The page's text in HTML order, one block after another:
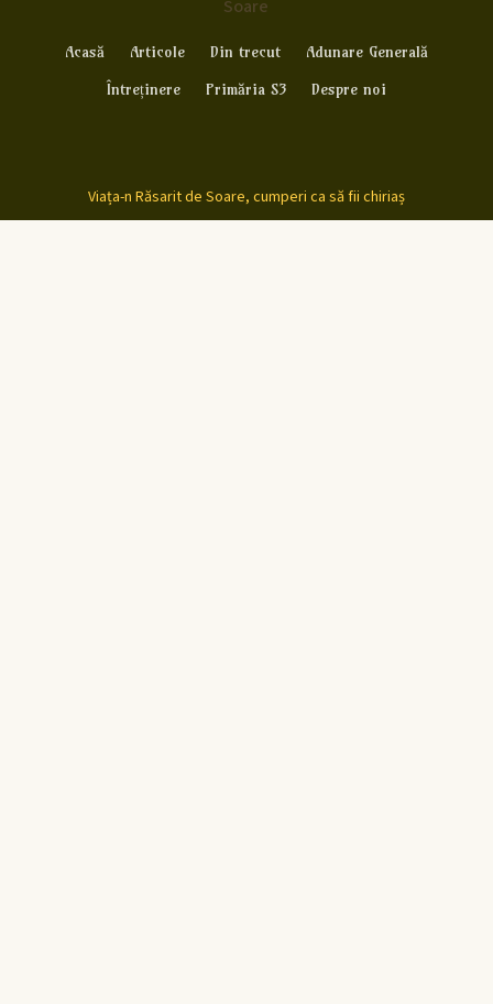
Soare
Acasă Articole Din trecut
Adunare Generală
Întreținere
Primăria S3 Despre noi
Viața-n Răsarit de Soare, cumperi ca să fii chiriaș